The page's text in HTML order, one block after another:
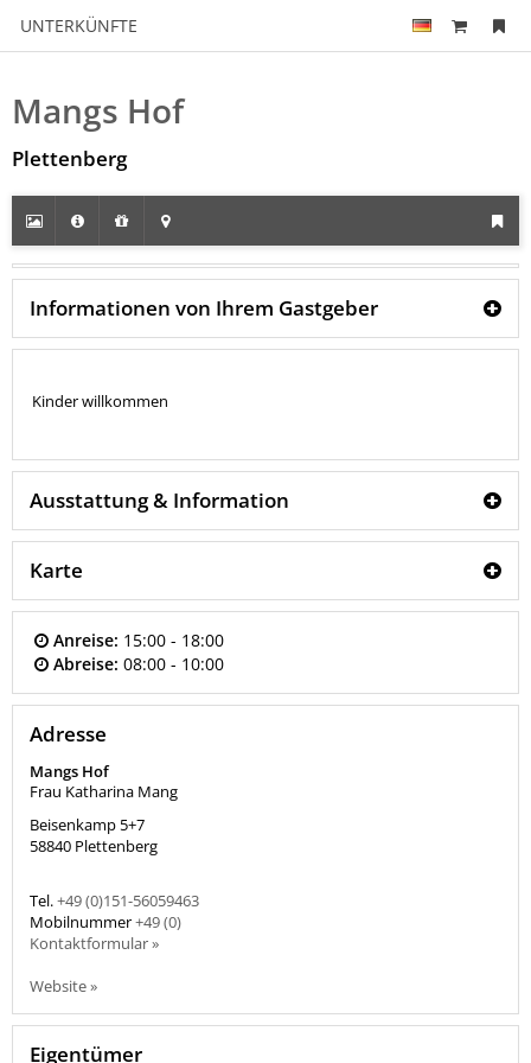
UNTERKÜNFTE
Mangs Hof
Plettenberg
Informationen von Ihrem Gastgeber
Kinder willkommen
Ausstattung & Information
Karte
Anreise: 15:00 - 18:00
Abreise: 08:00 - 10:00
Adresse
Mangs Hof
Frau Katharina Mang
Beisenkamp 5+7
58840 Plettenberg
Tel.+49 (0)151-56059463
Mobilnummer+49 (0)
Kontaktformular »
Website »
Eigentümer